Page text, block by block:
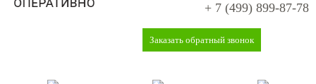
+ 7 (499) 899-87-78
Заказать обратный звонок